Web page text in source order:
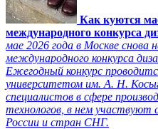
Как куются
международного конкурса
мае 2026 года в Москве снова
международного конкурса
Ежегодный конкурс
университетом им. А. Н.
специалистов в сфере
технологов, в нем участвуют
России и стран СНГ.